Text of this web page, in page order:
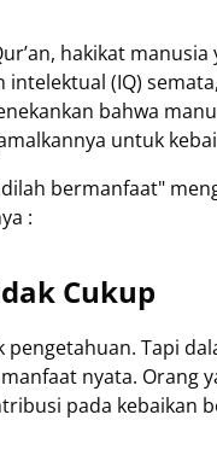
hakikat
(IQ)
bahwa
untuk
bermanfaat"
:
Cukup
Tapi
nyata. Orang
pada kebaikan